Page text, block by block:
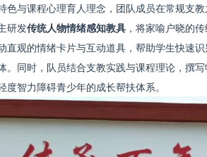
色与课程心理育人理念，团队成员在常规支
研发传统人物情绪感知教具 ，将家喻户晓的
直观的情绪卡片与互动道具，帮助学生快速
。同时，队员结合支教实践与课程理论，撰
智力障碍青少年的成长帮扶体系。